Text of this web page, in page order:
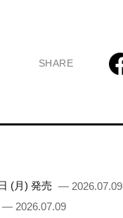
SHARE
(月) 発売 — 2026.07.09
— 2026.07.09